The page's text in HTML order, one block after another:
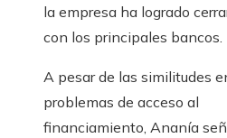
la empresa ha logrado
con los principales bancos.
A pesar de las similitudes
problemas de acceso al
financiamiento, Ananía